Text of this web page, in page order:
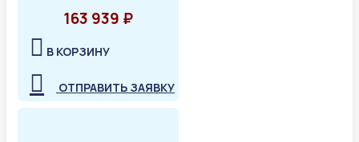
163 939 ₽
В КОРЗИНУ
ОТПРАВИТЬ ЗАЯВКУ